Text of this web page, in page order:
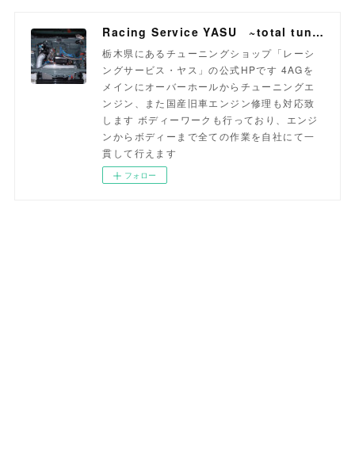
Racing Service YASU ~total tuning proshop~
栃木県にあるチューニングショップ「レーシ
ングサービス・ヤス」の公式HPです 4AGを
メインにオーバーホールからチューニングエ
ンジン、また国産旧車エンジン修理も対応致
します ボディーワークも行っており、エンジ
ンからボディーまで全ての作業を自社にて一
貫して行えます
フォロー